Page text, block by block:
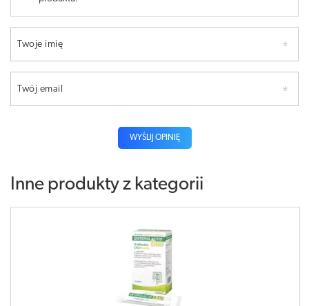
Twoje imię
Twój email
WYŚLIJ OPINIĘ
Inne produkty z kategorii